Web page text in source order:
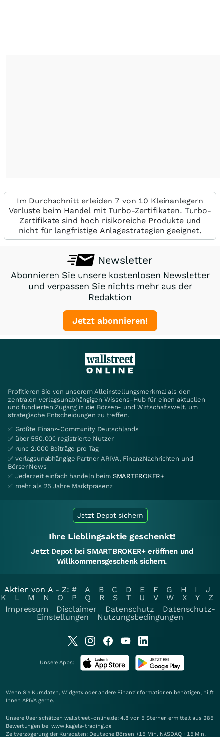
Im Durchschnitt erleiden 7 von 10 Kleinanlegern
Verluste beim Handel mit Turbo-Zertifikaten. Turbo-
Zertifikate sind hoch risikoreiche Produkte und
nicht für langfristige Anlagestrategien geeignet.
Newsletter
Abonnieren Sie unsere kostenlosen Newsletter
und verpassen Sie nichts mehr aus der
Redaktion
Jetzt abonnieren!
Profitieren Sie von unserem Alleinstellungsmerkmal als den
zentralen verlagsunabhängigen Wissens-Hub für einen aktuellen
und fundierten Zugang in die Börsen- und Wirtschaftswelt, um
strategische Entscheidungen zu treffen.
✅ Größte Finanz-Community Deutschlands
✅ über 550.000 registrierte Nutzer
✅ rund 2.000 Beiträge pro Tag
✅ verlagsunabhängige Partner ARIVA, FinanzNachrichten und
BörsenNews
✅ Jederzeit einfach handeln beim SMARTBROKER+
✅ mehr als 25 Jahre Marktpräsenz
Jetzt Depot sichern
Ihre Lieblingsaktie geschenkt!
Jetzt Depot bei SMARTBROKER+ eröffnen und
Willkommensgeschenk sichern.
Aktien von A - Z: # A B C D E F G H I
J
K
L M N O P Q R S T U V W X Y
Z
Impressum
Disclaimer Datenschutz
Datenschutz-
Einstellungen
Nutzungsbedingungen
Unsere Apps:
Wenn Sie Kursdaten, Widgets oder andere Finanzinformationen benötigen, hilft
Ihnen ARIVA gerne.
Unsere User schätzen wallstreet-online.de: 4.8 von 5 Sternen ermittelt aus 285
Bewertungen bei www.kagels-trading.de
Zeitverzögerung der Kursdaten: Deutsche Börsen +15 Min. NASDAQ +15 Min.